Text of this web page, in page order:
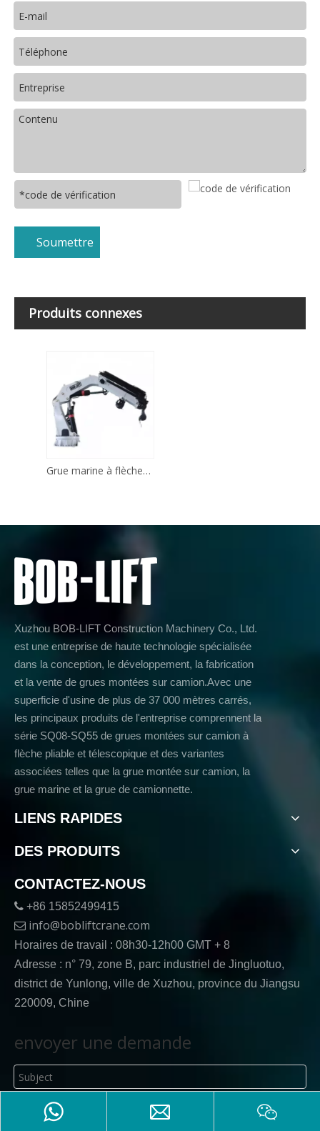
Soumettre
Produits connexes
Grue marine à flèche articulée de 25 tonnes
Xuzhou BOB-LIFT Construction Machinery Co., Ltd.
est une entreprise de haute technologie spécialisée
dans la conception, le développement, la fabrication
et la vente de grues montées sur camion.Avec une
superficie d'usine de plus de 37 000 mètres carrés,
les principaux produits de l'entreprise comprennent la
série SQ08-SQ55 de grues montées sur camion à
flèche pliable et télescopique et des variantes
associées telles que la grue montée sur camion, la
grue marine et la grue de camionnette.
LIENS RAPIDES
DES PRODUITS
CONTACTEZ-NOUS
 +86 15852499415
 info@bobliftcrane.com
Horaires de travail : 08h30-12h00 GMT + 8
Adresse : n° 79, zone B, parc industriel de Jingluotuo,
district de Yunlong, ville de Xuzhou, province du Jiangsu
220009, Chine
envoyer une demande
envoyer une demande